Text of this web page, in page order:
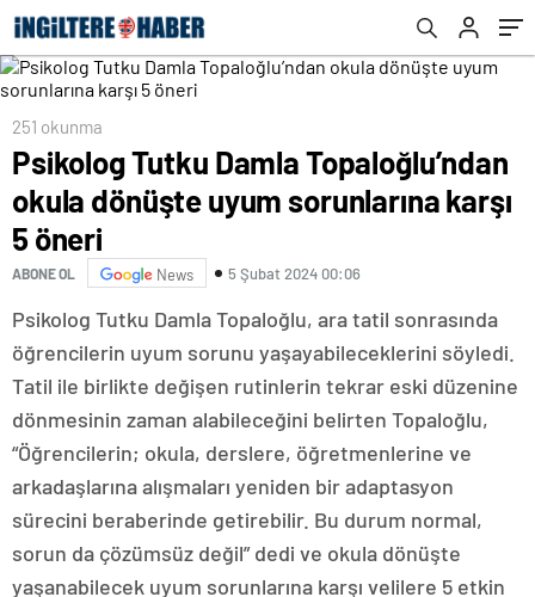
251 okunma
Psikolog Tutku Damla Topaloğlu’ndan
okula dönüşte uyum sorunlarına karşı
5 öneri
ABONE OL News 5 Şubat 2024 00:06
Psikolog Tutku Damla Topaloğlu, ara tatil sonrasında
öğrencilerin uyum sorunu yaşayabileceklerini söyledi.
Tatil ile birlikte değişen rutinlerin tekrar eski düzenine
dönmesinin zaman alabileceğini belirten Topaloğlu,
“Öğrencilerin; okula, derslere, öğretmenlerine ve
arkadaşlarına alışmaları yeniden bir adaptasyon
sürecini beraberinde getirebilir. Bu durum normal,
sorun da çözümsüz değil” dedi ve okula dönüşte
yaşanabilecek uyum sorunlarına karşı velilere 5 etkin